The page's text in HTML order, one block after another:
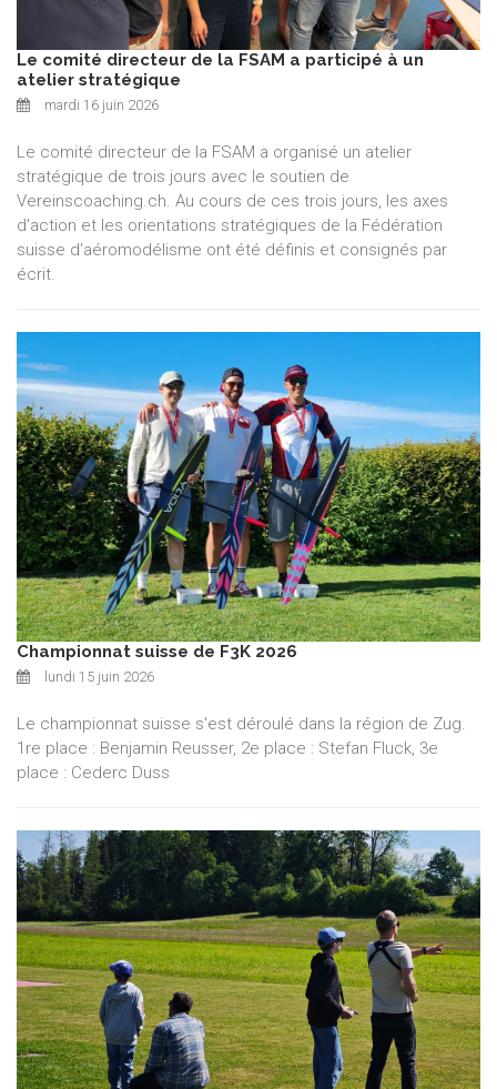
Le comité directeur de la FSAM a participé à un
atelier stratégique
mardi 16 juin 2026
Le comité directeur de la FSAM a organisé un atelier
stratégique de trois jours avec le soutien de
Vereinscoaching.ch. Au cours de ces trois jours, les axes
d'action et les orientations stratégiques de la Fédération
suisse d'aéromodélisme ont été définis et consignés par
écrit.
Championnat suisse de F3K 2026
lundi 15 juin 2026
Le championnat suisse s'est déroulé dans la région de Zug.
1re place : Benjamin Reusser, 2e place : Stefan Fluck, 3e
place : Cederc Duss